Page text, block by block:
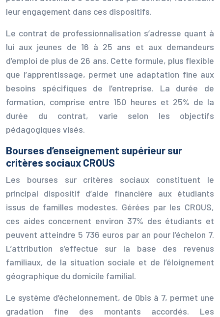
leur engagement dans ces dispositifs.
Le contrat de professionnalisation s’adresse quant à
lui aux jeunes de 16 à 25 ans et aux demandeurs
d’emploi de plus de 26 ans. Cette formule, plus flexible
que l’apprentissage, permet une adaptation fine aux
besoins spécifiques de l’entreprise. La durée de
formation, comprise entre 150 heures et 25% de la
durée du contrat, varie selon les objectifs
pédagogiques visés.
Bourses d’enseignement supérieur sur
critères sociaux CROUS
Les bourses sur critères sociaux constituent le
principal dispositif d’aide financière aux étudiants
issus de familles modestes. Gérées par les CROUS,
ces aides concernent environ 37% des étudiants et
peuvent atteindre 5 736 euros par an pour l’échelon 7.
L’attribution s’effectue sur la base des revenus
familiaux, de la situation sociale et de l’éloignement
géographique du domicile familial.
Le système d’échelonnement, de 0bis à 7, permet une
gradation fine des montants accordés. Les